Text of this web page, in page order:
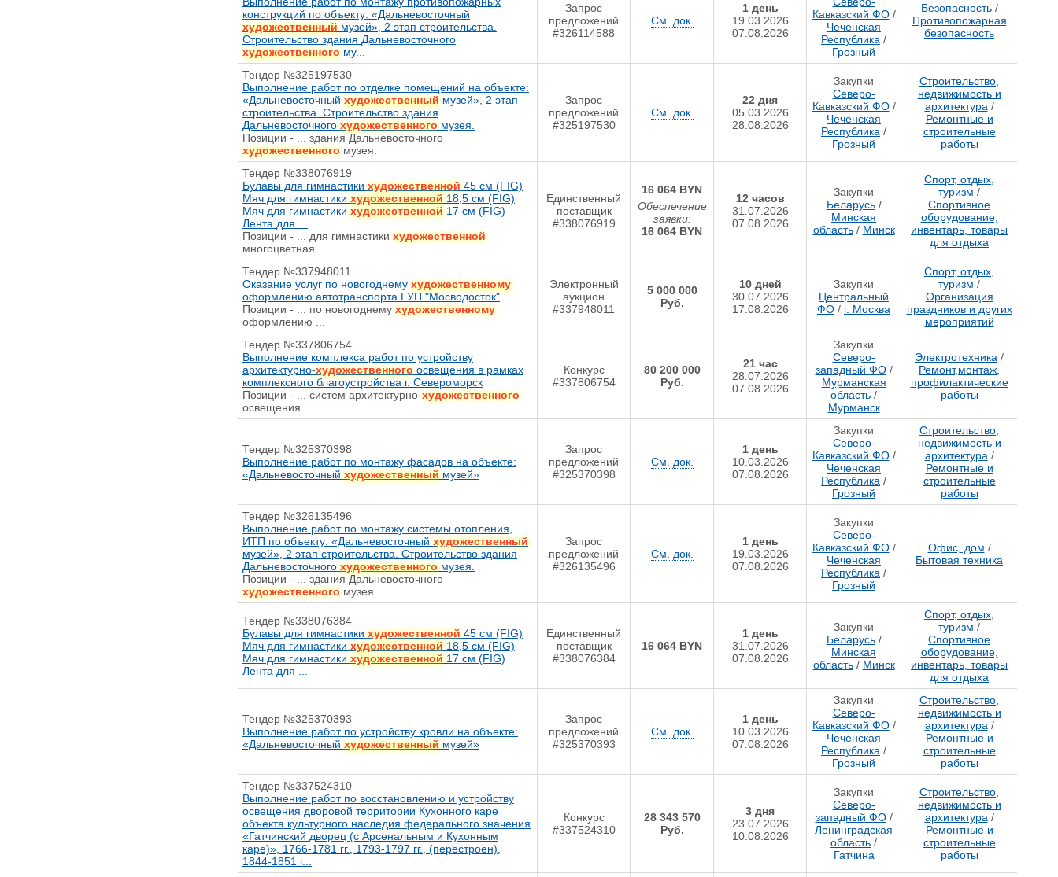
конструкций по объекту: «Дальневосточный
художественныймузей», 2 этап строительства.
Строительство здания Дальневосточного
художественногому...
Запрос
предложений
#326114588
См. док.
1 день
19.03.2026
07.08.2026
Кавказский ФО/
Чеченская
Республика /
Грозный
Безопасность/
Противопожарная
безопасность
Тендер №325197530
Выполнение работ по отделке помещений на объекте:
«Дальневосточныйхудожественныймузей», 2 этап
строительства. Строительство здания
Дальневосточногохудожественногомузея.
Позиции - ... здания Дальневосточного
художественногомузея.
Запрос
предложений
#325197530
См. док.
22 дня
05.03.2026
28.08.2026
Закупки
Северо-
Кавказский ФО/
Чеченская
Республика /
Грозный
Строительство,
недвижимость и
архитектура /
Ремонтные и
строительные
работы
Тендер №338076919
Булавы для гимнастикихудожественной45 см (FIG)
Мяч для гимнастикихудожественной 18,5 см (FIG)
Мяч для гимнастики художественной 17 см (FIG)
Лента для ...
Позиции - ... для гимнастикихудожественной
многоцветная ...
Единственный
поставщик
#338076919
16 064 BYN
Обеспечение
заявки:
16 064 BYN
12 часов
31.07.2026
07.08.2026
Закупки
Беларусь/
Минская
область/ Минск
Спорт, отдых,
туризм /
Спортивное
оборудование,
инвентарь, товары
для отдыха
Тендер №337948011
Оказание услуг по новогоднемухудожественному
оформлению автотранспорта ГУП "Мосводосток"
Позиции - ... по новогоднемухудожественному
оформлению ...
Электронный
аукцион
#337948011
5 000 000
Руб.
10 дней
30.07.2026
17.08.2026
Закупки
Центральный
ФО / г. Москва
Спорт, отдых,
туризм /
Организация
праздников и других
мероприятий
Тендер №337806754
Выполнение комплекса работ по устройству
архитектурно-художественногоосвещения в рамках
комплексного благоустройства г. Североморск
Позиции - ... систем архитектурно-художественного
освещения ...
Конкурс
#337806754
80 200 000
Руб.
21 час
28.07.2026
07.08.2026
Закупки
Северо-
западный ФО/
Мурманская
область /
Мурманск
Электротехника /
Ремонт,монтаж,
профилактические
работы
Тендер №325370398
Выполнение работ по монтажу фасадов на объекте:
«Дальневосточныйхудожественныймузей»
Запрос
предложений
#325370398
См. док.
1 день
10.03.2026
07.08.2026
Закупки
Северо-
Кавказский ФО/
Чеченская
Республика /
Грозный
Строительство,
недвижимость и
архитектура /
Ремонтные и
строительные
работы
Тендер №326135496
Выполнение работ по монтажу системы отопления,
ИТП по объекту: «Дальневосточныйхудожественный
музей», 2 этап строительства. Строительство здания
Дальневосточногохудожественногомузея.
Позиции - ... здания Дальневосточного
художественногомузея.
Запрос
предложений
#326135496
См. док.
1 день
19.03.2026
07.08.2026
Закупки
Северо-
Кавказский ФО/
Чеченская
Республика /
Грозный
Офис, дом /
Бытовая техника
Тендер №338076384
Булавы для гимнастикихудожественной45 см (FIG)
Мяч для гимнастикихудожественной 18,5 см (FIG)
Мяч для гимнастики художественной 17 см (FIG)
Лента для ...
Единственный
поставщик
#338076384
16 064 BYN
1 день
31.07.2026
07.08.2026
Закупки
Беларусь/
Минская
область/ Минск
Спорт, отдых,
туризм /
Спортивное
оборудование,
инвентарь, товары
для отдыха
Тендер №325370393
Выполнение работ по устройству кровли на объекте:
«Дальневосточныйхудожественныймузей»
Запрос
предложений
#325370393
См. док.
1 день
10.03.2026
07.08.2026
Закупки
Северо-
Кавказский ФО/
Чеченская
Республика /
Грозный
Строительство,
недвижимость и
архитектура /
Ремонтные и
строительные
работы
Тендер №337524310
Выполнение работ по восстановлению и устройству
освещения дворовой территории Кухонного каре
объекта культурного наследия федерального значения
«Гатчинский дворец (с Арсенальным и Кухонным
каре)», 1766-1781 гг., 1793-1797 гг., (перестроен),
1844-1851 г...
Конкурс
#337524310
28 343 570
Руб.
3 дня
23.07.2026
10.08.2026
Закупки
Северо-
западный ФО/
Ленинградская
область /
Гатчина
Строительство,
недвижимость и
архитектура /
Ремонтные и
строительные
работы